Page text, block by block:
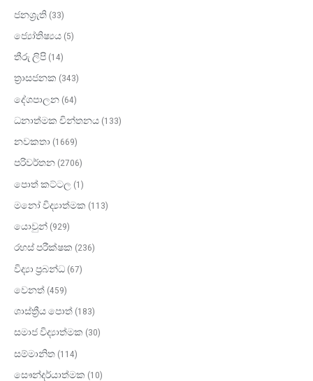
ජනශ්‍රැති (33)
ජ්‍යෝතිෂ්‍යය (5)
තීරු ලිපි (14)
ත්‍රාසජනක (343)
දේශපාලන (64)
ධනාත්මක චින්තනය (133)
නවකතා (1669)
පරිවර්තන (2706)
පොත් කට්ටල (1)
මනෝ විද්‍යාත්මක​ (113)
යොවුන් (929)
රහස් පරීක්ෂක (236)
විද්‍යා ප්‍රබන්ධ (67)
වෙනත් (459)
ශාස්ත්‍රීය පොත් (183)
සමාජ විද්‍යාත්මක (30)
සම්මානිත (114)
සෞන්දර්යාත්මක (10)